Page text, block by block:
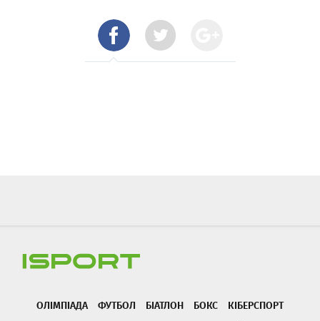
ОЛІМПІАДА ФУТБОЛ БІАТЛОН БОКС
КІБЕРСПОРТ